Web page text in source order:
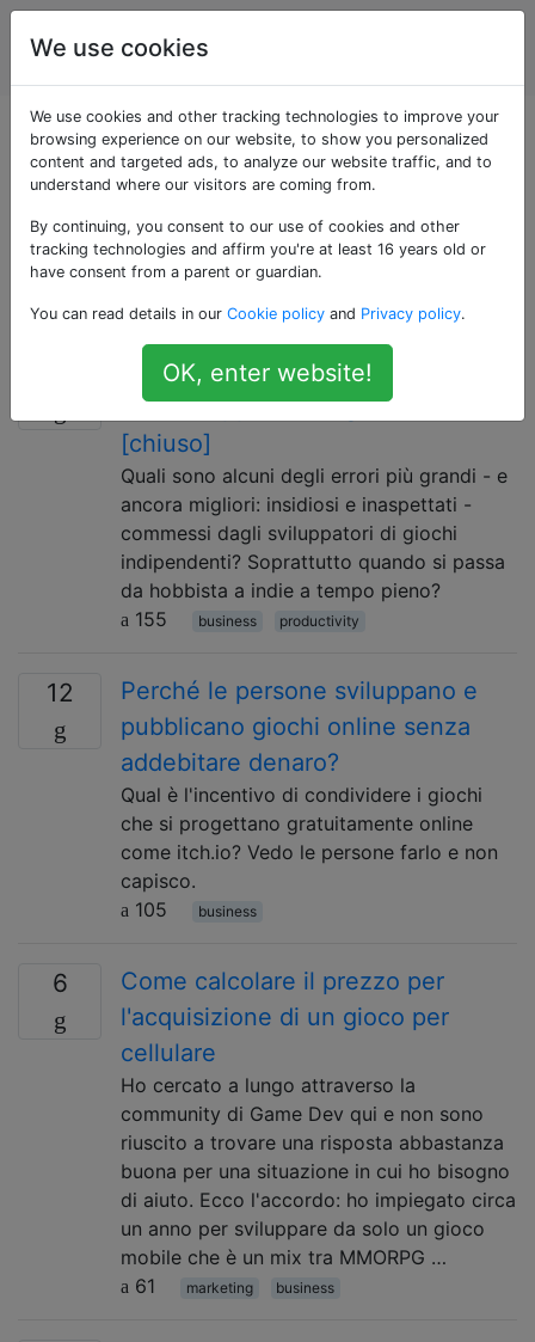
Sviluppo del
gioco
Domande taggate
«business»
Gli affari si riferiscono alle operazioni di un'azienda nel
pianificazione e strategia, nonché esecuzione.
Quali cose non dovrebbe mai fare
uno sviluppatore di giochi indie?
[chiuso]
Quali sono alcuni degli errori più grandi - e
ancora migliori: insidiosi e inaspettati -
commessi dagli sviluppatori di giochi
indipendenti? Soprattutto quando si passa
da hobbista a indie a tempo pieno?
155
business productivity
12
Perché le persone sviluppano e
pubblicano giochi online senza
addebitare denaro?
Qual è l'incentivo di condividere i giochi
che si progettano gratuitamente online
come itch.io? Vedo le persone farlo e non
capisco.
105
business
6
Come calcolare il prezzo per
l'acquisizione di un gioco per
cellulare
Ho cercato a lungo attraverso la
community di Game Dev qui e non sono
riuscito a trovare una risposta abbastanza
buona per una situazione in cui ho bisogno
di aiuto. Ecco l'accordo: ho impiegato circa
un anno per sviluppare da solo un gioco
mobile che è un mix tra MMORPG …
61
marketing business
We use cookies
We use cookies and other tracking technologies to improve your
browsing experience on our website, to show you personalized
content and targeted ads, to analyze our website traffic, and to
understand where our visitors are coming from.
By continuing, you consent to our use of cookies and other
tracking technologies and affirm you're at least 16 years old or
have consent from a parent or guardian.
You can read details in our Cookie policy and Privacy policy.
OK, enter website!